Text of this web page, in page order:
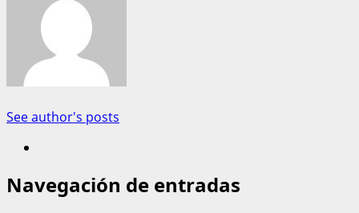
See author's posts
Navegación de entradas